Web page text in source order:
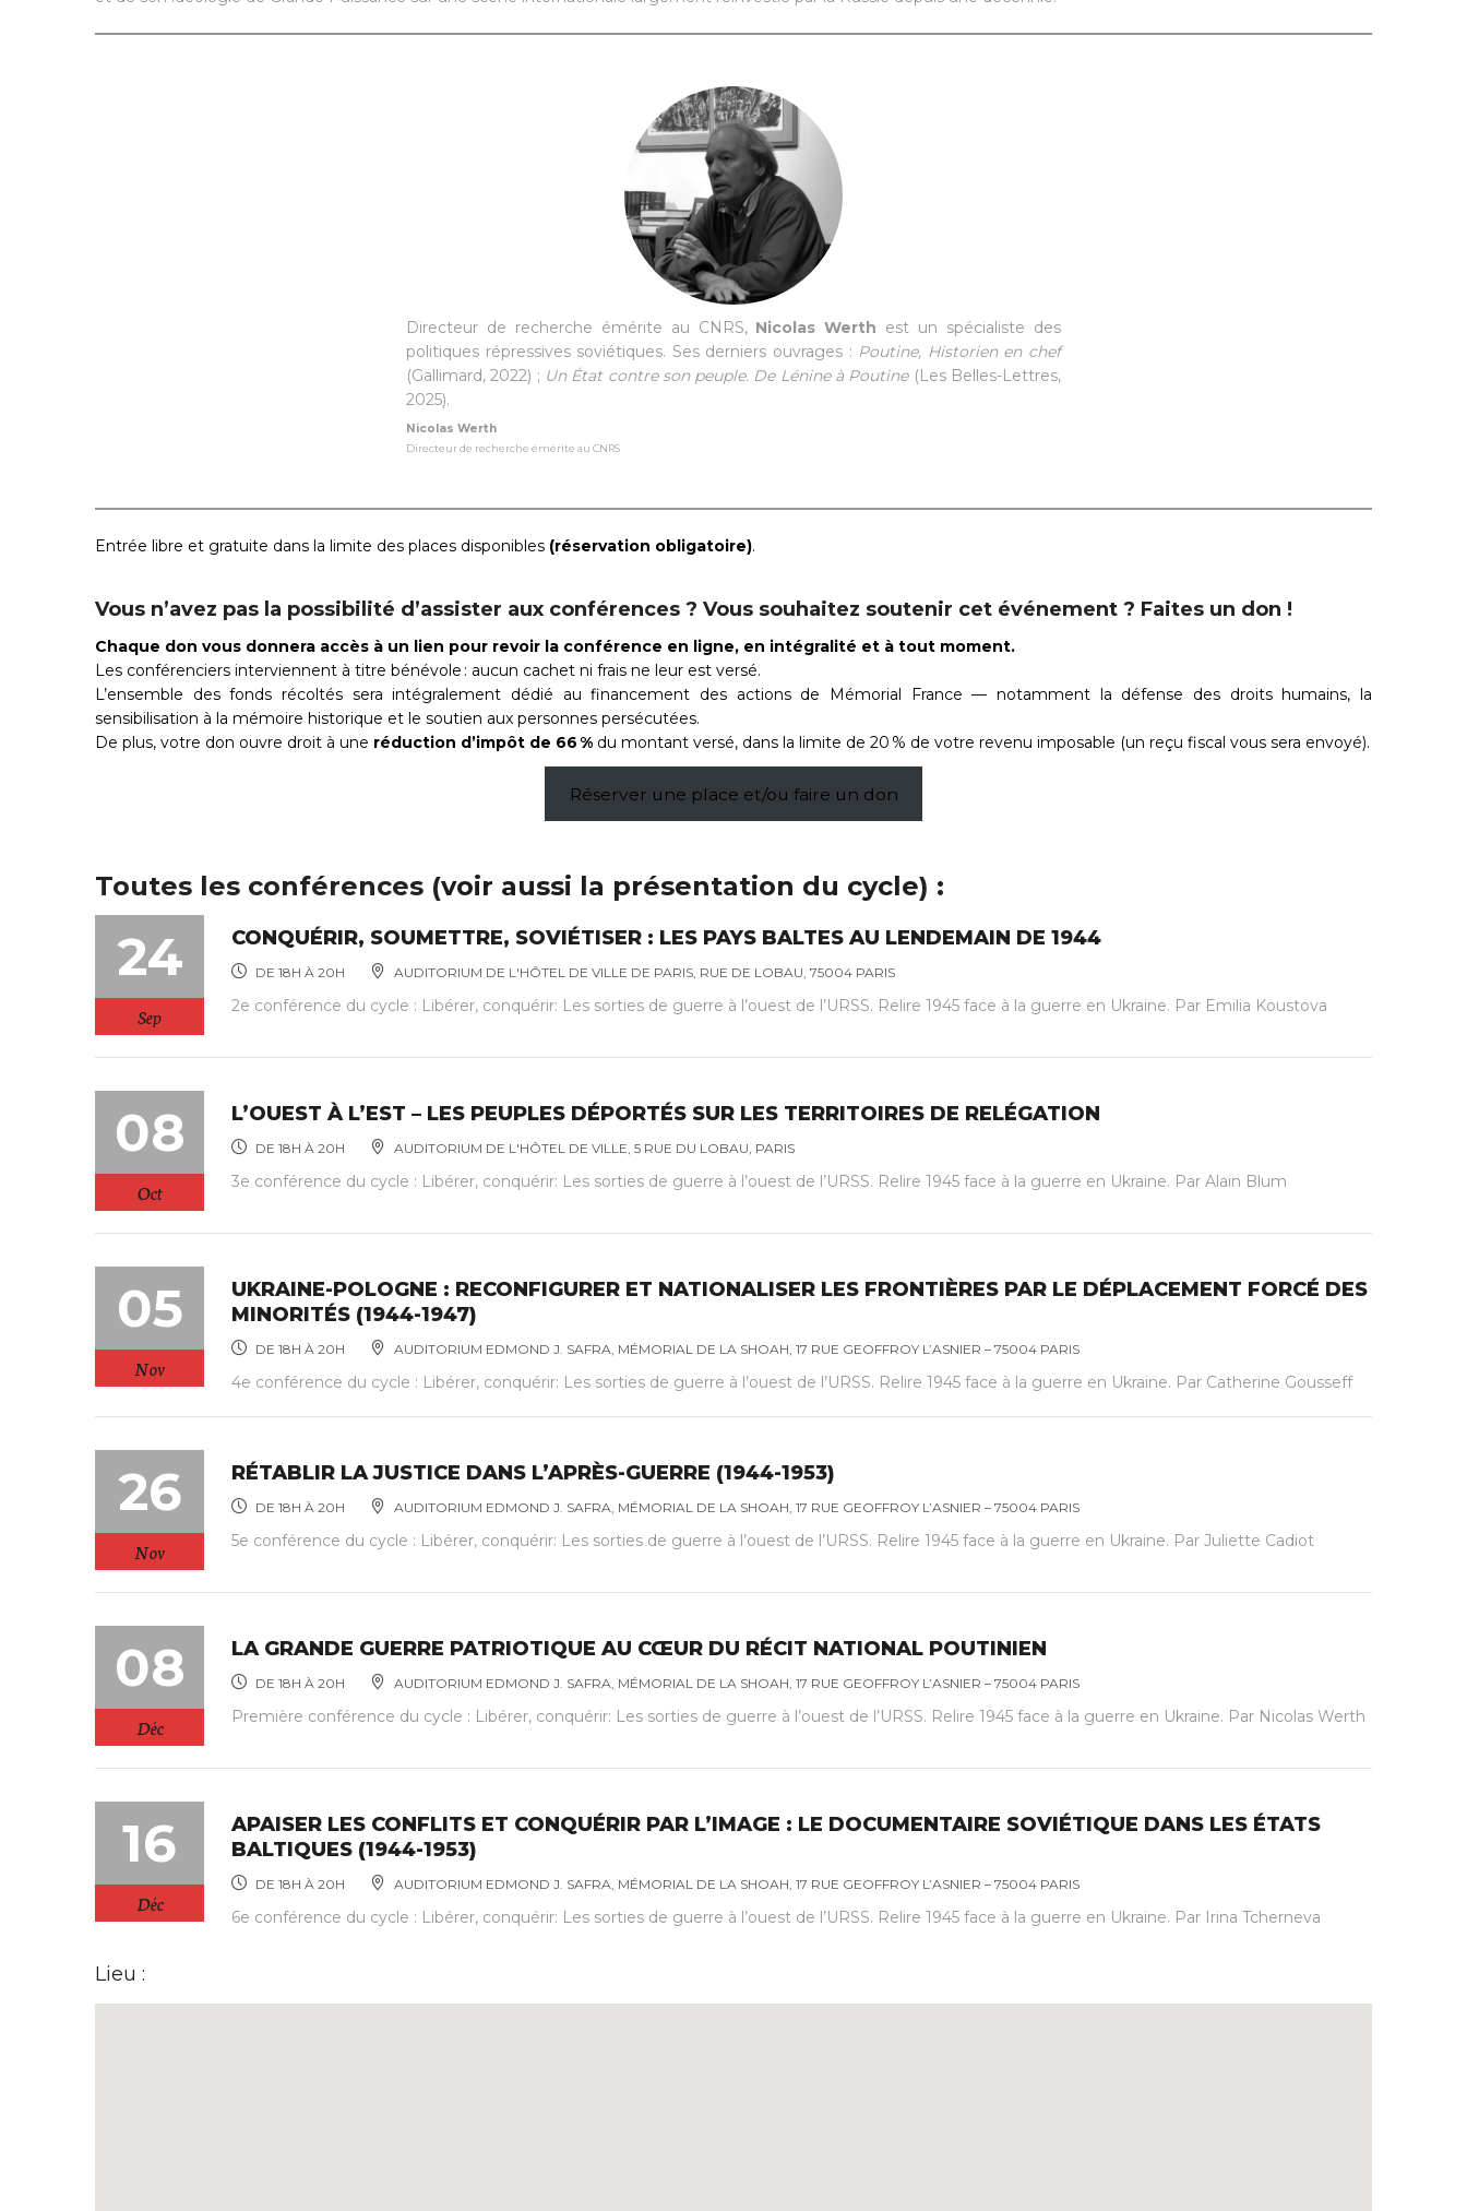
Directeur de recherche émérite au CNRS, Nicolas Werth est un spécialiste des
politiques répressives soviétiques. Ses derniers ouvrages : Poutine, Historien en chef
(Gallimard, 2022) ; Un État contre son peuple. De Lénine à Poutine(Les Belles-Lettres,
2025).
Nicolas Werth
Directeur de recherche émérite au CNRS
Entrée libre et gratuite dans la limite des places disponibles (réservation obligatoire).
Vous n’avez pas la possibilité d’assister aux conférences ? Vous souhaitez soutenir cet événement ? Faites un don !
Chaque don vous donnera accès à un lien pour revoir la conférence en ligne, en intégralité et à tout moment.
Les conférenciers interviennent à titre bénévole : aucun cachet ni frais ne leur est versé.
L’ensemble des fonds récoltés sera intégralement dédié au financement des actions de Mémorial France — notamment la défense des droits humains, la
sensibilisation à la mémoire historique et le soutien aux personnes persécutées.
De plus, votre don ouvre droit à une réduction d’impôt de 66 % du montant versé, dans la limite de 20 % de votre revenu imposable (un reçu fiscal vous sera envoyé).
Réserver une place et/ou faire un don
Toutes les conférences (voir aussi la présentation du cycle) :
24
Sep
CONQUÉRIR, SOUMETTRE, SOVIÉTISER : LES PAYS BALTES AU LENDEMAIN DE 1944
DE 18H À 20H AUDITORIUM DE L'HÔTEL DE VILLE DE PARIS, RUE DE LOBAU, 75004 PARIS
2e conférence du cycle : Libérer, conquérir: Les sorties de guerre à l’ouest de l’URSS. Relire 1945 face à la guerre en Ukraine. Par Emilia Koustova
08
Oct
L’OUEST À L’EST – LES PEUPLES DÉPORTÉS SUR LES TERRITOIRES DE RELÉGATION
DE 18H À 20H AUDITORIUM DE L'HÔTEL DE VILLE, 5 RUE DU LOBAU, PARIS
3e conférence du cycle : Libérer, conquérir: Les sorties de guerre à l’ouest de l’URSS. Relire 1945 face à la guerre en Ukraine. Par Alain Blum
05
Nov
UKRAINE-POLOGNE : RECONFIGURER ET NATIONALISER LES FRONTIÈRES PAR LE DÉPLACEMENT FORCÉ DES
MINORITÉS (1944-1947)
DE 18H À 20H AUDITORIUM EDMOND J. SAFRA, MÉMORIAL DE LA SHOAH, 17 RUE GEOFFROY L’ASNIER – 75004 PARIS
4e conférence du cycle : Libérer, conquérir: Les sorties de guerre à l’ouest de l’URSS. Relire 1945 face à la guerre en Ukraine. Par Catherine Gousseff
26
Nov
RÉTABLIR LA JUSTICE DANS L’APRÈS-GUERRE (1944-1953)
DE 18H À 20H AUDITORIUM EDMOND J. SAFRA, MÉMORIAL DE LA SHOAH, 17 RUE GEOFFROY L’ASNIER – 75004 PARIS
5e conférence du cycle : Libérer, conquérir: Les sorties de guerre à l’ouest de l’URSS. Relire 1945 face à la guerre en Ukraine. Par Juliette Cadiot
08
Déc
LA GRANDE GUERRE PATRIOTIQUE AU CŒUR DU RÉCIT NATIONAL POUTINIEN
DE 18H À 20H AUDITORIUM EDMOND J. SAFRA, MÉMORIAL DE LA SHOAH, 17 RUE GEOFFROY L’ASNIER – 75004 PARIS
Première conférence du cycle : Libérer, conquérir: Les sorties de guerre à l’ouest de l’URSS. Relire 1945 face à la guerre en Ukraine. Par Nicolas Werth
16
Déc
APAISER LES CONFLITS ET CONQUÉRIR PAR L’IMAGE : LE DOCUMENTAIRE SOVIÉTIQUE DANS LES ÉTATS
BALTIQUES (1944-1953)
DE 18H À 20H AUDITORIUM EDMOND J. SAFRA, MÉMORIAL DE LA SHOAH, 17 RUE GEOFFROY L’ASNIER – 75004 PARIS
6e conférence du cycle : Libérer, conquérir: Les sorties de guerre à l’ouest de l’URSS. Relire 1945 face à la guerre en Ukraine. Par Irina Tcherneva
Lieu :